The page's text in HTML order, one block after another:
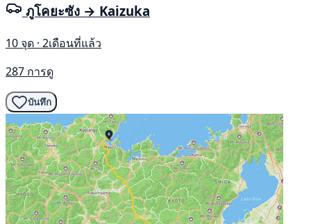
ภูโคยะซัง → Kaizuka
10 จุด · 2เดือนที่แล้ว
287 การดู
บันทึก